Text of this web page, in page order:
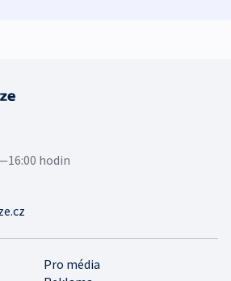
Pro média
hodin